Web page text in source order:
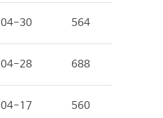
04-30 564
04-28 688
04-17 560